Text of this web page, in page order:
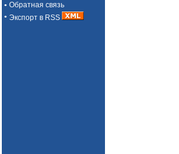
• Обратная связь
• Экспорт в RSS